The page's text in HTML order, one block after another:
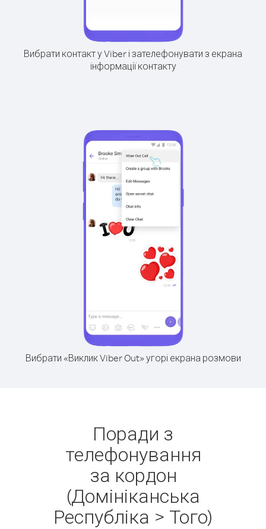
Вибрати контакт у Viber і зателефонувати з екрана
інформації контакту
Вибрати «Виклик Viber Out» угорі екрана розмови
Поради з
телефонування
за кордон
(Домініканська
Республіка > Того)